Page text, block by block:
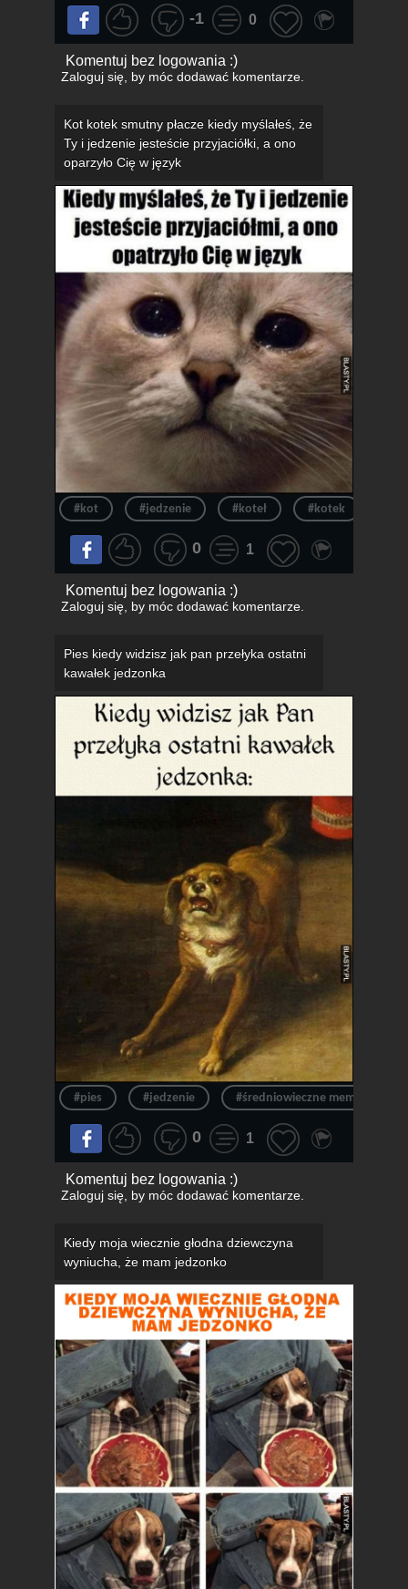
-1 0
Komentuj bez logowania :)
Zaloguj się, by móc dodawać komentarze.
Kot kotek smutny płacze kiedy myślałeś, że
Ty i jedzenie jesteście przyjaciółki, a ono
oparzyło Cię w język
#kot #jedzenie #koteł #kotek
0 1
Komentuj bez logowania :)
Zaloguj się, by móc dodawać komentarze.
Pies kiedy widzisz jak pan przełyka ostatni
kawałek jedzonka
#pies #jedzenie #średniowieczne memy
0 1
Komentuj bez logowania :)
Zaloguj się, by móc dodawać komentarze.
Kiedy moja wiecznie głodna dziewczyna
wyniucha, że mam jedzonko